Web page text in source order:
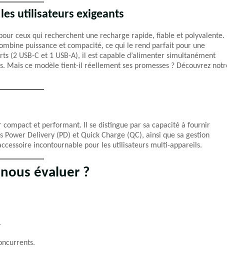
utilisateurs exigeants
ceux qui recherchent une recharge rapide, fiable et polyvalente.
puissance et compacité, ce qui le rend parfait pour une
(2 USB-C et 1 USB-A), il est capable d’alimenter simultanément
Mais ce modèle tient-il réellement ses promesses ? Découvrez
compact et performant. Il se distingue par sa capacité à fournir
Delivery (PD) et Quick Charge (QC), ainsi que sa gestion
incontournable pour les utilisateurs multi-appareils.
évaluer ?